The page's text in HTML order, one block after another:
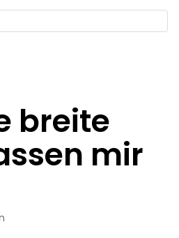
breite
mir